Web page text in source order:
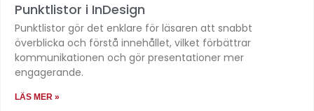
Punktlistor i InDesign
Punktlistor gör det enklare för läsaren att snabbt
överblicka och förstå innehållet, vilket förbättrar
kommunikationen och gör presentationer mer
engagerande.
LÄS MER »